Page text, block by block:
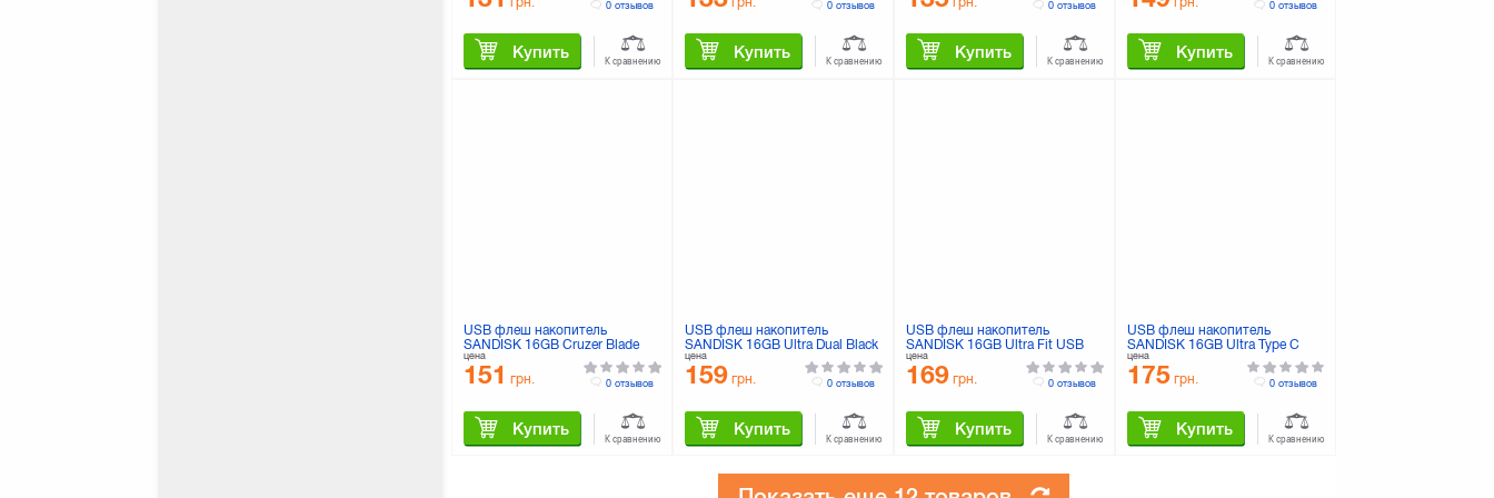
Купить
0 отзывов
К сравнению
Купить
0 отзывов
К сравнению
Купить
0 отзывов
К сравнению
Купить
0 отзывов
К сравнению
USB флеш накопитель
SANDISK 16GB Cruzer Blade
White USB 2.0 (SDCZ50C-
016G-B35W)
цена
151 грн.
Купить
0 отзывов
К сравнению
USB флеш накопитель
SANDISK 16GB Ultra Dual Black
USB 3.0 OTG (SDDD3-016G-
G46)
цена
159 грн.
Купить
0 отзывов
К сравнению
USB флеш накопитель
SANDISK 16GB Ultra Fit USB
3.1 (SDCZ430-016G-G46)
цена
169 грн.
Купить
0 отзывов
К сравнению
USB флеш накопитель
SANDISK 16GB Ultra Type C
USB 3.1 (SDCZ450-016G-G46)
цена
175 грн.
Купить
0 отзывов
К сравнению